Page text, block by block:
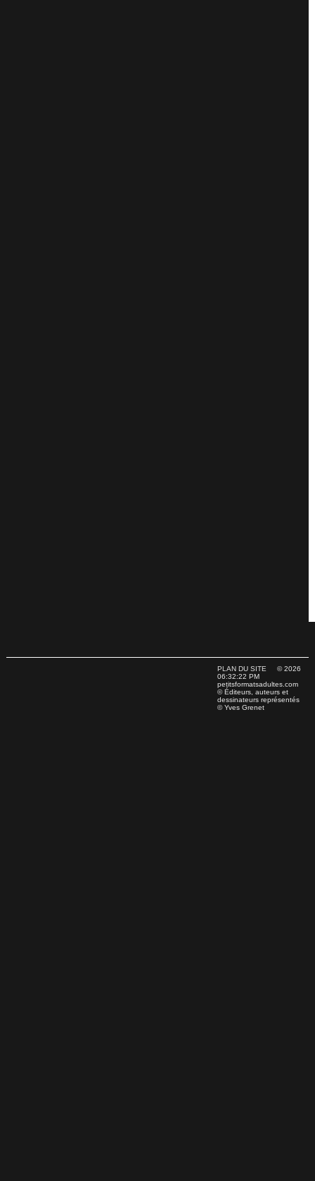
PLAN DU SITE© 2026
06:32:22 PM
petitsformatsadultes.com
© Éditeurs, auteurs et
dessinateurs représentés
© Yves Grenet